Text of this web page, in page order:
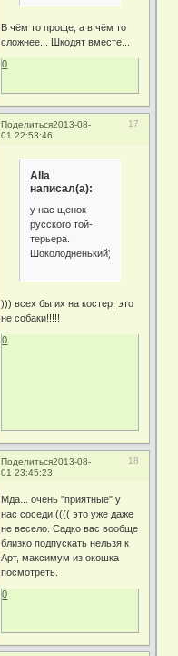
В чём то проще, а в чём то
сложнее... Шкодят вместе...
0
Поделиться 17
2013-08-
01 22:53:46
Alla
написал(а):
у нас щенок
русского той-
терьера.
Шоколодненький))))
))) всех бы их на костер, это
не собаки!!!!!
0
Поделиться 18
2013-08-
01 23:45:23
Мда... очень "приятные" у
нас соседи (((( это уже даже
не весело. Садко вас вообще
близко подпускать нельзя к
Арт, максимум из окошка
посмотреть.
0